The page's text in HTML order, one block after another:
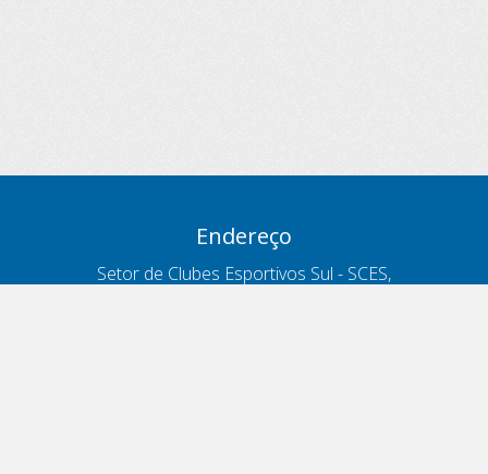
Endereço
Setor de Clubes Esportivos Sul - SCES,